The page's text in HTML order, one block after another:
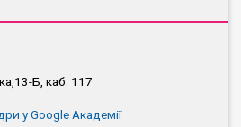
Б, каб. 117
у Google Академії